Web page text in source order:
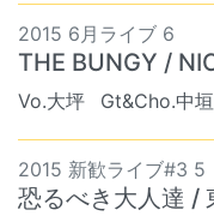
2015 6月ライブ 6
THE BUNGY /
Vo.大坪 Gt&Cho.中垣
2015 新歓ライブ#3 5
恐るべき大人達 /